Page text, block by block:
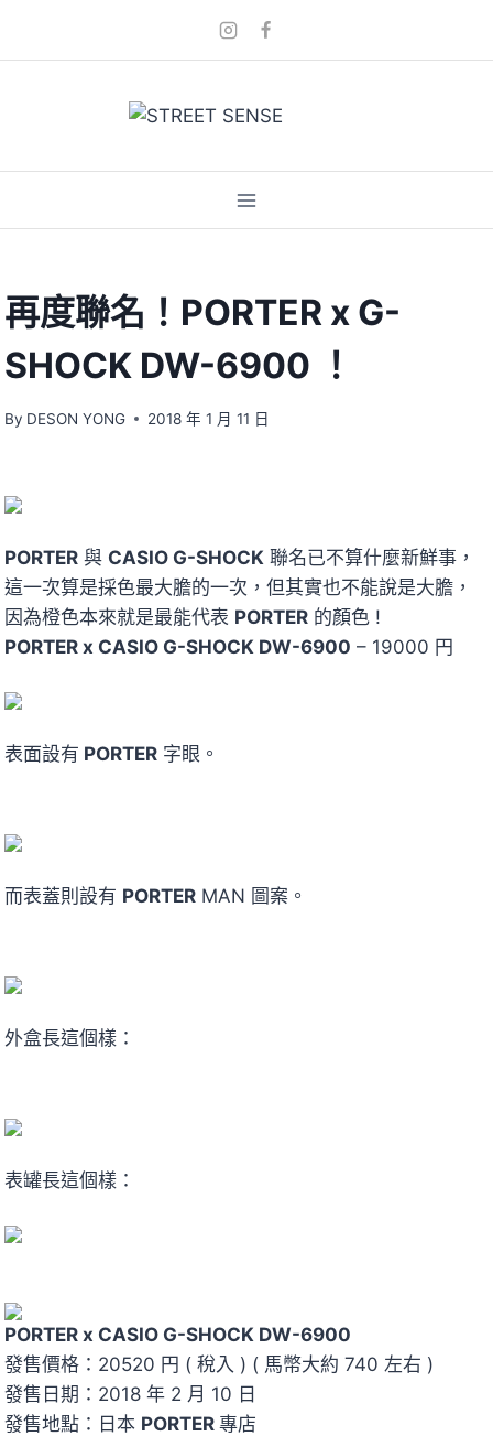
再度聯名！PORTER x G-
SHOCK DW-6900 ！
By DESON YONG 2018 年 1 月 11 日
PORTER 與 CASIO G-SHOCK 聯名已不算什麼新鮮事，
這一次算是採色最大膽的一次，但其實也不能說是大膽，
因為橙色本來就是最能代表 PORTER 的顏色 !
PORTER x CASIO G-SHOCK DW-6900 – 19000 円
表面設有 PORTER 字眼。
而表蓋則設有 PORTER MAN 圖案。
外盒長這個樣：
表罐長這個樣：
PORTER x CASIO G-SHOCK DW-6900
發售價格：20520 円 ( 稅入 ) ( 馬幣大約 740 左右 )
發售日期：2018 年 2 月 10 日
發售地點：日本 PORTER 專店